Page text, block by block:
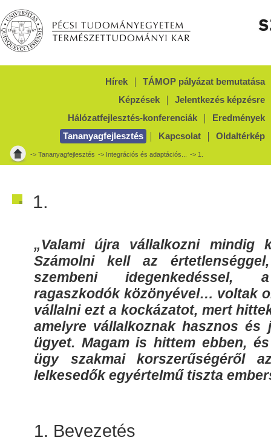
Hírek
TÁMOP pályázat bemutatása
Képzések
Jelentkezés képzésre
Hálózatfejlesztés-konferenciák
Eredmények
Tananyagfejlesztés
Kapcsolat Oldaltérkép
-> Tananyagfejlesztés -> Integrációs és adaptációs... -> 1.
1.
„Valami újra vállalkozni mindig
Számolni kell az
szembeni idegenkedéssel,
ragaszkodók közönyével… voltak
vállalni ezt a kockázatot, mert
amelyre vállalkoznak hasznos és
ügyet. Magam is hittem ebben,
ügy szakmai korszerűségéről
lelkesedők egyértelmű tiszta
1. Bevezetés